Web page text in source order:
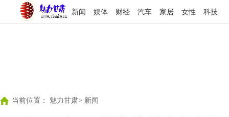
新闻 娱体 财经 汽车 家居 女性 科技
当前位置： 魅力甘肃> 新闻